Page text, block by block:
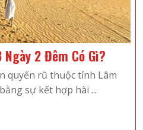
2 Đêm Có Gì?
Tour
quyến rũ thuộc tỉnh Lâm
sự kết hợp hài ...